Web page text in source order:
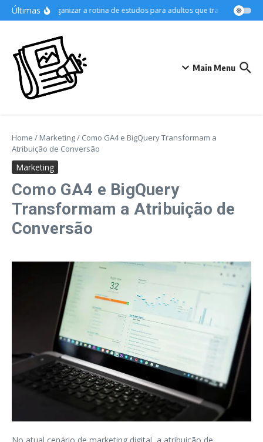
Ir para o conteúdo
Últimas
Como organizar a rotina de estudos para adultos que trabalham As
Main Menu
Home / Marketing/ Como GA4 e BigQuery Transformam a
Atribuição de Conversão
Marketing
Como GA4 e BigQuery
Transformam a Atribuição de
Conversão